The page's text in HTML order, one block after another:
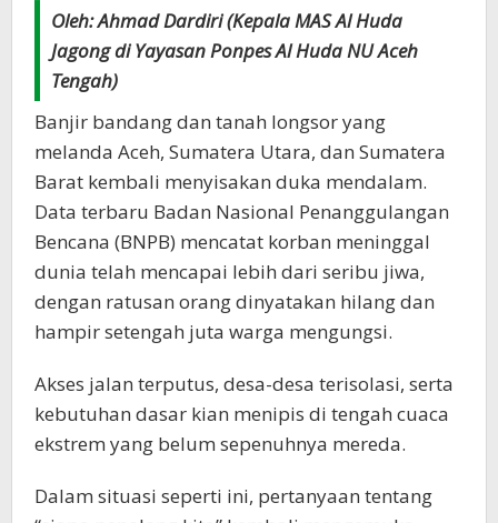
Oleh: Ahmad Dardiri (Kepala MAS Al Huda
Jagong di Yayasan Ponpes Al Huda NU Aceh
Tengah)
Banjir bandang dan tanah longsor yang
melanda Aceh, Sumatera Utara, dan Sumatera
Barat kembali menyisakan duka mendalam.
Data terbaru Badan Nasional Penanggulangan
Bencana (BNPB) mencatat korban meninggal
dunia telah mencapai lebih dari seribu jiwa,
dengan ratusan orang dinyatakan hilang dan
hampir setengah juta warga mengungsi.
Akses jalan terputus, desa-desa terisolasi, serta
kebutuhan dasar kian menipis di tengah cuaca
ekstrem yang belum sepenuhnya mereda.
Dalam situasi seperti ini, pertanyaan tentang